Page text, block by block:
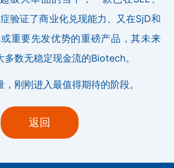
验证了商业化兑现能力、又在SjD和
重要先发优势的重磅产品，其未来
数无稳定现金流的Biotech。
刚刚进入最值得期待的阶段。
返回